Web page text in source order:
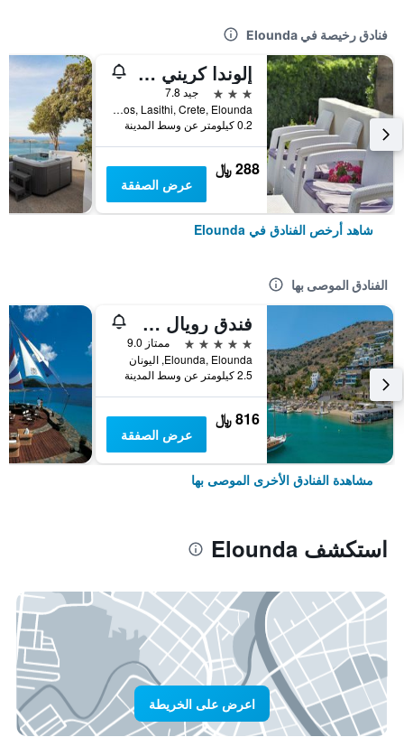
فنادق رخيصة في Elounda
إلوندا كريني هوتل
3 نجوم
جيد 7.8
Andrea Papandreou Street, Shisma, P.O. Box 68, Elounda, Agios Nikolaos, Lasithi, Crete, Elounda, اليونان
0.2 كيلومتر عن وسط المدينة
288 ﷼
عرض الصفقة
شاهد أرخص الفنادق في Elounda
الفنادق الموصى بها
فندق رويال مارمين بيه بوتيك آند آرت
5 نجوم
ممتاز 9.0
Elounda, Elounda, اليونان
2.5 كيلومتر عن وسط المدينة
816 ﷼
عرض الصفقة
مشاهدة الفنادق الأخرى الموصى بها
استكشف Elounda
اعرض على الخريطة